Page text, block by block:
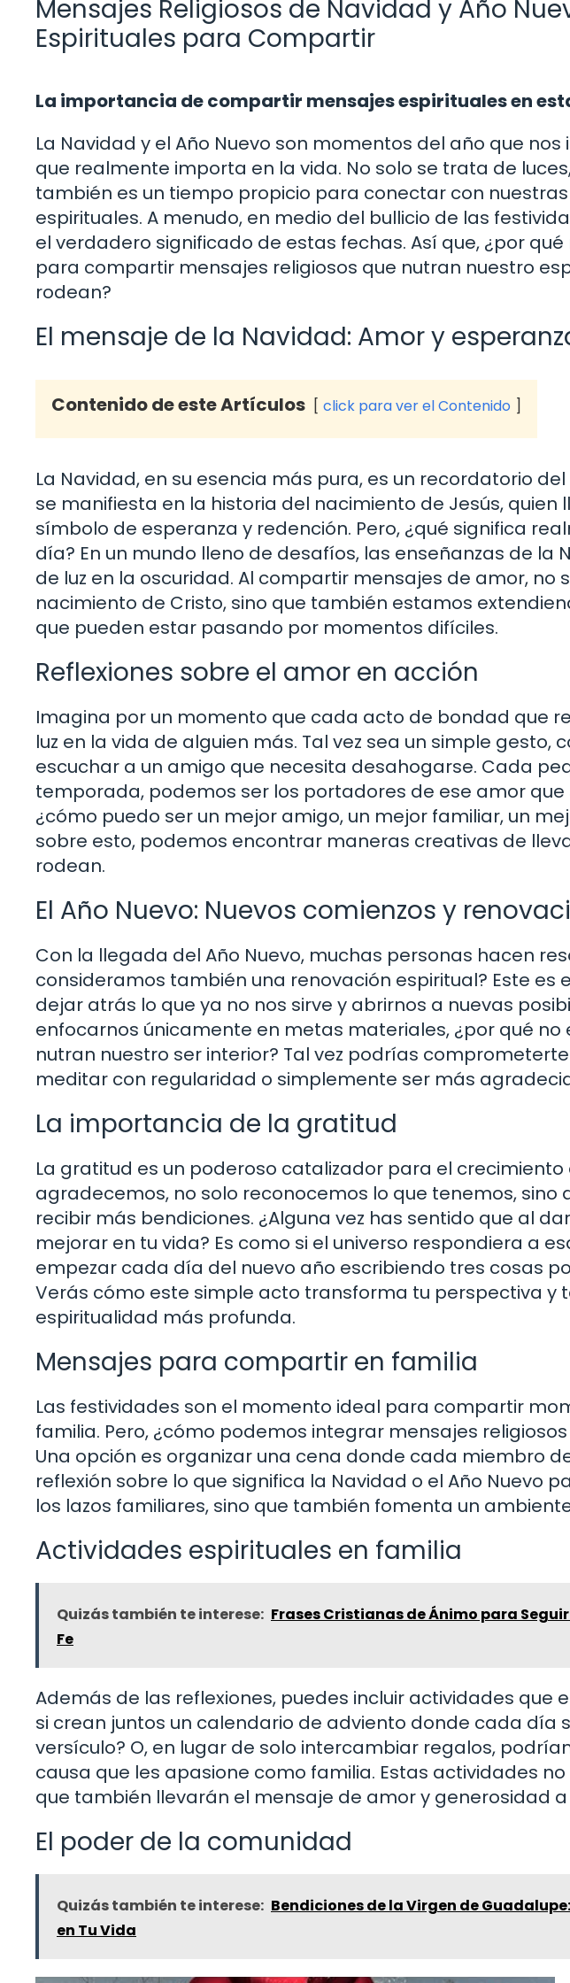
Mensajes Religiosos de Navidad y Año
Espirituales para Compartir
La importancia de compartir mensajes espirituales en
La Navidad y el Año Nuevo son momentos del año que
que realmente importa en la vida. No solo se trata de
también es un tiempo propicio para conectar con
espirituales. A menudo, en medio del bullicio de las
el verdadero significado de estas fechas. Así que, ¿por
para compartir mensajes religiosos que nutran nuestro
rodean?
El mensaje de la Navidad: Amor y
Contenido de este Artículos click para ver el Contenido
La Navidad, en su esencia más pura, es un recordatorio
se manifiesta en la historia del nacimiento de Jesús, quien
símbolo de esperanza y redención. Pero, ¿qué significa
día? En un mundo lleno de desafíos, las enseñanzas de la
de luz en la oscuridad. Al compartir mensajes de amor, no
nacimiento de Cristo, sino que también estamos
que pueden estar pasando por momentos difíciles.
Reflexiones sobre el amor en acción
Imagina por un momento que cada acto de bondad que
luz en la vida de alguien más. Tal vez sea un simple gesto,
escuchar a un amigo que necesita desahogarse. Cada
temporada, podemos ser los portadores de ese amor que
¿cómo puedo ser un mejor amigo, un mejor familiar, un
sobre esto, podemos encontrar maneras creativas de
rodean.
El Año Nuevo: Nuevos comienzos y
Con la llegada del Año Nuevo, muchas personas hacen
consideramos también una renovación espiritual? Este
dejar atrás lo que ya no nos sirve y abrirnos a nuevas
enfocarnos únicamente en metas materiales, ¿por qué
nutran nuestro ser interior? Tal vez podrías
meditar con regularidad o simplemente ser más
La importancia de la gratitud
La gratitud es un poderoso catalizador para el crecimiento
agradecemos, no solo reconocemos lo que tenemos, sino
recibir más bendiciones. ¿Alguna vez has sentido que al
mejorar en tu vida? Es como si el universo respondiera a
empezar cada día del nuevo año escribiendo tres cosas
Verás cómo este simple acto transforma tu perspectiva y
espiritualidad más profunda.
Mensajes para compartir en familia
Las festividades son el momento ideal para compartir
familia. Pero, ¿cómo podemos integrar mensajes
Una opción es organizar una cena donde cada miembro
reflexión sobre lo que significa la Navidad o el Año Nuevo
los lazos familiares, sino que también fomenta un
Actividades espirituales en familia
Quizás también te interese: Frases Cristianas de Ánimo para
Fe
Además de las reflexiones, puedes incluir actividades que
si crean juntos un calendario de adviento donde cada día
versículo? O, en lugar de solo intercambiar regalos,
causa que les apasione como familia. Estas actividades
que también llevarán el mensaje de amor y generosidad
El poder de la comunidad
Quizás también te interese: Bendiciones de la Virgen de
en Tu Vida